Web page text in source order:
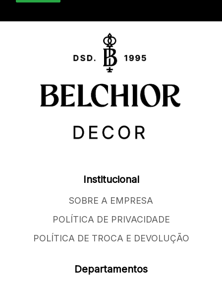
Institucional
SOBRE A EMPRESA
POLÍTICA DE PRIVACIDADE
POLÍTICA DE TROCA E DEVOLUÇÃO
Departamentos